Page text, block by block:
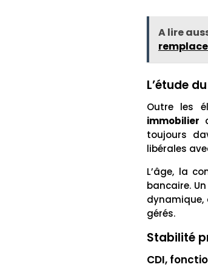
A lire
L’étude
Outre les
immobilier
toujours
libérales
L’âge, la
bancaire.
dynamique,
gérés.
Stabilité
CDI,